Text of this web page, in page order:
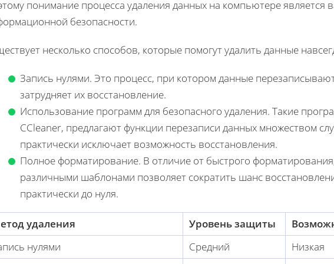
понимание процесса удаления данных на компьютере является
безопасности.
несколько способов, которые помогут удалить данные
Запись нулями. Это процесс, при котором данные
затрудняет их восстановление.
Использование программ для безопасного удаления. Такие
CCleaner, предлагают функции перезаписи данных множеством
практически исключает возможность восстановления.
Полное форматирование. В отличие от быстрого
различными шаблонами позволяет сократить шанс
практически до нуля.
удаления Уровень защиты
нулями
Средний
Низкая